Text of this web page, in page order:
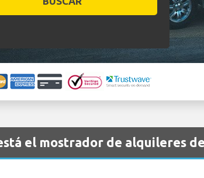
el mostrador de alquileres